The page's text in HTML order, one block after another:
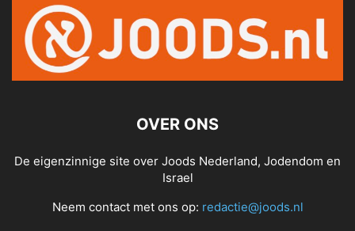
OVER ONS
De eigenzinnige site over Joods Nederland, Jodendom en
Israel
Neem contact met ons op: redactie@joods.nl